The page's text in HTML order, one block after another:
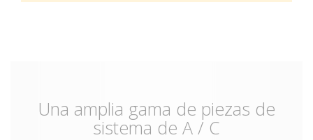
Una amplia gama de piezas de
sistema de A / C